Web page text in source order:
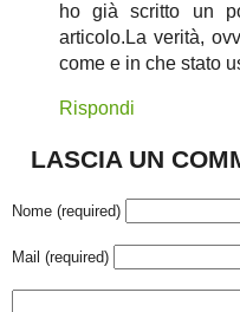
ho già scritto un
articolo.La verità,
come e in che stato
Rispondi
LASCIA UN
Nome (required)
Mail (required)